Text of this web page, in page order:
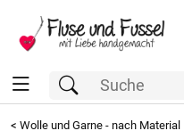
< Wolle und Garne - nach Material